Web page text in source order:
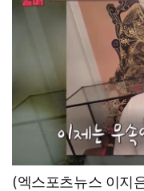
(엑스포츠뉴스 이지